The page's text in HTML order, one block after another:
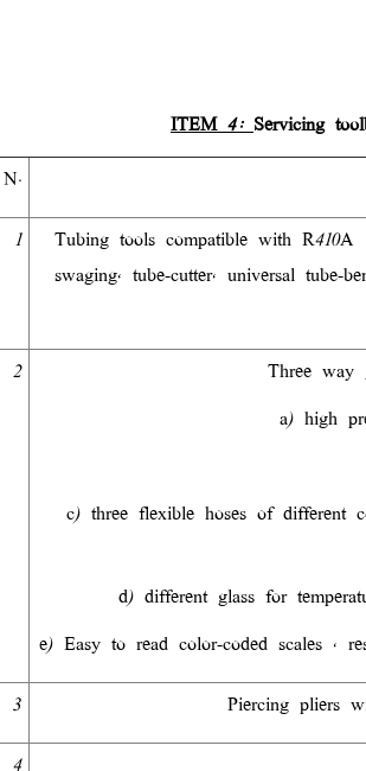
ITEM 4:Servicing
Tubing tools compatible with
swaging, tube-cutter, universal tube-
1
Three way
a) high
c) three flexible hoses of different
d) different glass for
e) Easy to read color-coded scales ,
2
Piercing pliers
3